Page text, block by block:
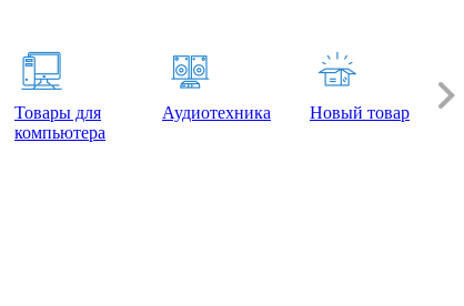
Товары для
компьютера
Аудиотехника Новый товар